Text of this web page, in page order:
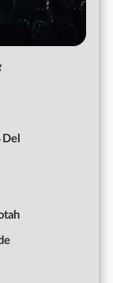
Del